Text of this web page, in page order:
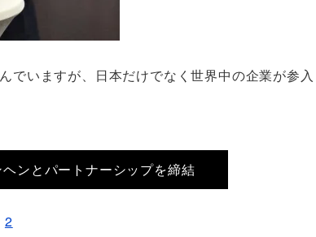
でいますが、日本だけでなく世界中の企業が参
ンとパートナーシップを締結
2